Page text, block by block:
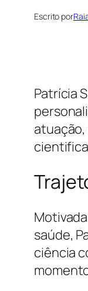
Escrito por
Patrícia
saúde,
ciência